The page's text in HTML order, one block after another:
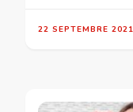
22 SEPTEMBRE 2021